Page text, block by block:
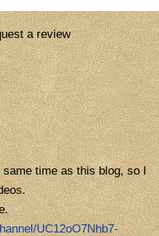
a review
time as this blog, so I
UC12oO7Nhb7-